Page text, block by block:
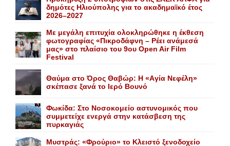
δημότες Ηλιούπολης για το ακαδημαϊκό έτος
2026–2027
Με μεγάλη επιτυχία ολοκληρώθηκε η έκθεση
φωτογραφίας «Πικροδάφνη – Ρέει ανάμεσά
μας» στο πλαίσιο του 9ου Open Air Film
Festival
Θαύμα στο Όρος Θαβώρ: H «Aγία Nεφέλη»
σκέπασε ξανά το Iερό Bουνό
Φωκίδα: Στο Νοσοκομείο αστυνομικός που
συμμετείχε ενεργά στην κατάσβεση της
πυρκαγιάς
Mυστράς: «Φρούριο» το Kλειστό ξενοδοχείο